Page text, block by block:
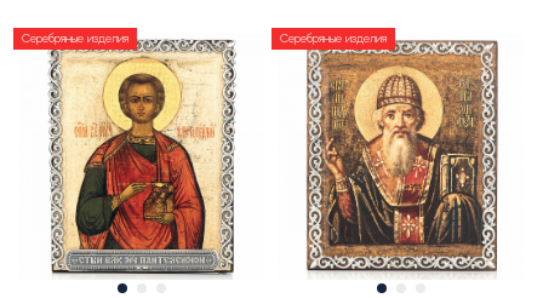
Серебряные изделия Серебряные изделия